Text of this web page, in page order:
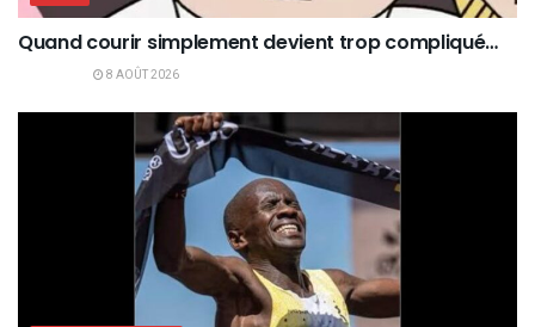
Quand courir simplement devient trop compliqué…
8 AOÛT 2026